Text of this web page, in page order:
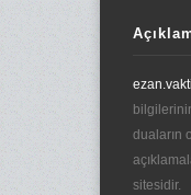
duaların
sitesidir.